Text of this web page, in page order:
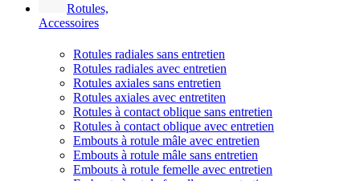
Rotules,
Accessoires
Rotules radiales sans entretien
Rotules radiales avec entretien
Rotules axiales sans entretien
Rotules axiales avec entretiten
Rotules à contact oblique sans entretien
Rotules à contact oblique avec entretien
Embouts à rotule mâle avec entretien
Embouts à rotule mâle sans entretien
Embouts à rotule femelle avec entretien